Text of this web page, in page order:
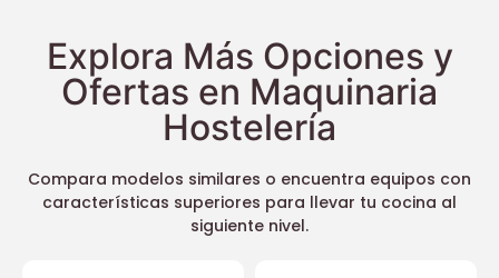
Explora Más Opciones y
Ofertas en Maquinaria
Hostelería
Compara modelos similares o encuentra equipos con
características superiores para llevar tu cocina al
siguiente nivel.